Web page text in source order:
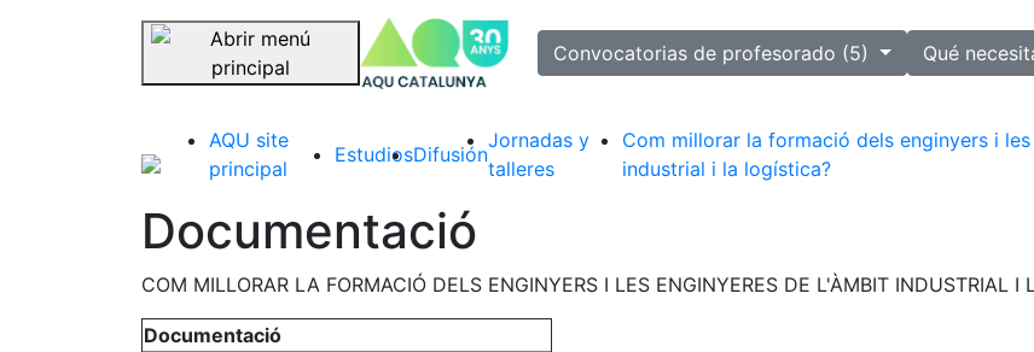
Saltar navegación
selected
Convocatorias de profesorado (5)
Qué
AQU site
principal
EstudiosDifusión
Jornadas y
talleres
Com millorar la formació dels enginyers i
industrial i la logística?
Documentació
COM MILLORAR LA FORMACIÓ DELS ENGINYERS I LES ENGINYERES DE L'ÀMBIT INDUSTRIAL I
Documentació